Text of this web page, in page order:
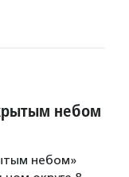
небом
небом»